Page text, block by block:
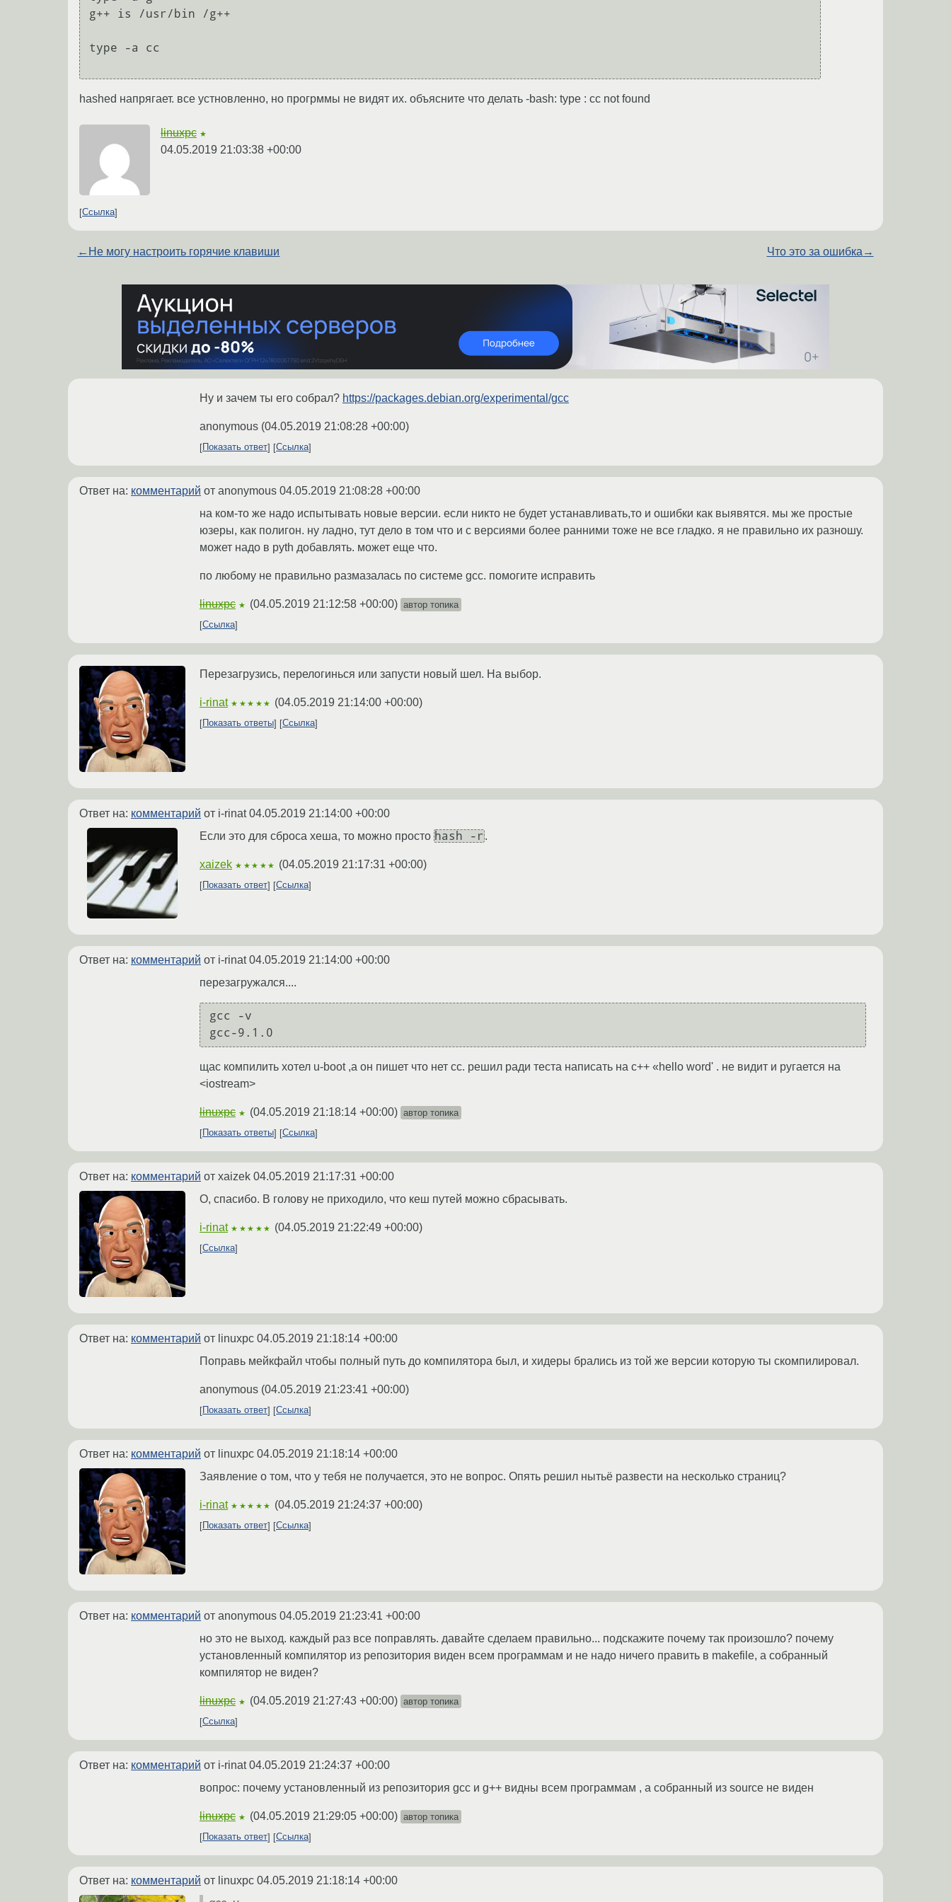
g++ is /usr/bin /g++
type -a cc
hashed напрягает. все устновленно, но прогрммы не видят их. объясните что делать -bash: type : cc not found
linuxpc ★
04.05.2019 21:03:38 +00:00
Ссылка
← Не могу настроить горячие клавиши Что это за ошибка →
Ну и зачем ты его собрал? https://packages.debian.org/experimental/gcc
anonymous (04.05.2019 21:08:28 +00:00)
Показать ответ Ссылка
Ответ на: комментарий от anonymous 04.05.2019 21:08:28 +00:00
на ком-то же надо испытывать новые версии. если никто не будет устанавливать,то и ошибки как выявятся. мы же простые
юзеры, как полигон. ну ладно, тут дело в том что и с версиями более ранними тоже не все гладко. я не правильно их разношу.
может надо в pyth добавлять. может еще что.
по любому не правильно размазалась по системе gcc. помогите исправить
linuxpc ★ (04.05.2019 21:12:58 +00:00) автор топика
Ссылка
Перезагрузись, перелогинься или запусти новый шел. На выбор.
i-rinat ★★★★★ (04.05.2019 21:14:00 +00:00)
Показать ответы Ссылка
Ответ на: комментарий от i-rinat04.05.2019 21:14:00 +00:00
Если это для сброса хеша, то можно просто hash -r .
xaizek ★★★★★ (04.05.2019 21:17:31 +00:00)
Показать ответ Ссылка
Ответ на: комментарий от i-rinat04.05.2019 21:14:00 +00:00
перезагружался....
gcc -v
щас компилить хотел u-boot ,а он пишет что нет cс. решил ради теста написать на с++ «hello word' . не видит и ругается на
<iostream>
linuxpc ★ (04.05.2019 21:18:14 +00:00) автор топика
Показать ответы
Ссылка
Ответ на: комментарий от xaizek 04.05.2019 21:17:31 +00:00
О, спасибо. В голову не приходило, что кеш путей можно сбрасывать.
i-rinat ★★★★★ (04.05.2019 21:22:49 +00:00)
Ссылка
Ответ на: комментарий от linuxpc 04.05.2019 21:18:14 +00:00
Поправь мейкфайл чтобы полный путь до компилятора был, и хидеры брались из той же версии которую ты скомпилировал.
anonymous (04.05.2019 21:23:41 +00:00)
Показать ответ Ссылка
Ответ на: комментарий от linuxpc 04.05.2019 21:18:14 +00:00
Заявление о том, что у тебя не получается, это не вопрос. Опять решил нытьё развести на несколько страниц?
i-rinat ★★★★★ (04.05.2019 21:24:37 +00:00)
Показать ответ Ссылка
Ответ на: комментарий от anonymous 04.05.2019 21:23:41 +00:00
но это не выход. каждый раз все поправлять. давайте сделаем правильно... подскажите почему так произошло? почему
установленный компилятор из репозитория виден всем программам и не надо ничего править в makefile, а собранный
компилятор не виден?
linuxpc ★ (04.05.2019 21:27:43 +00:00) автор топика
Ссылка
Ответ на: комментарий от i-rinat04.05.2019 21:24:37 +00:00
вопрос: почему установленный из репозитория gcc и g++ видны всем программам , а собранный из source не виден
linuxpc ★ (04.05.2019 21:29:05 +00:00) автор топика
Показать ответ
Ссылка
Ответ на: комментарий от linuxpc 04.05.2019 21:18:14 +00:00